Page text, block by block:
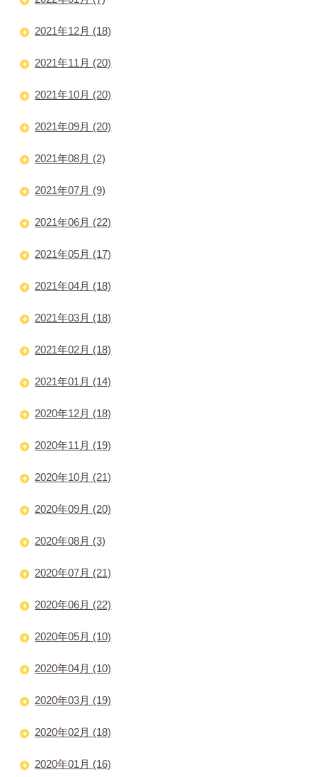
2021年12月 (18)
2021年11月 (20)
2021年10月 (20)
2021年09月 (20)
2021年08月 (2)
2021年07月 (9)
2021年06月 (22)
2021年05月 (17)
2021年04月 (18)
2021年03月 (18)
2021年02月 (18)
2021年01月 (14)
2020年12月 (18)
2020年11月 (19)
2020年10月 (21)
2020年09月 (20)
2020年08月 (3)
2020年07月 (21)
2020年06月 (22)
2020年05月 (10)
2020年04月 (10)
2020年03月 (19)
2020年02月 (18)
2020年01月 (16)